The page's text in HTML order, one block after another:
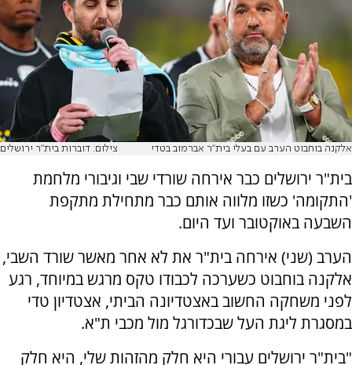
אלקנה בוחבוט הערב עם בעלי בית"ר אברמוב בטדי צילום: דוברות בית"ר ירושלים
בית"ר ירושלים כבר אירחה שורדי שבי וגיבורי מלחמת
'התקומה' כשזו מלווה אותם כבר מתחילת מתקפת
השבעה באוקטובר ועד היום.
הערב (שני) אירחה בית"ר את לא אחר מאשר שורד השבי,
אלקנה בוחבוט כשערכה לכבודו טקס מרגש במיוחד, רגע
לפני משחקה החשוב באצטדיונה הביתי, אצטדיון טדי
במסגרת ליגת העל שבכדורגל מול מכבי ת"א.
"בית"ר ירושלים עבורי היא חלק מהזהות שלי, היא חלק